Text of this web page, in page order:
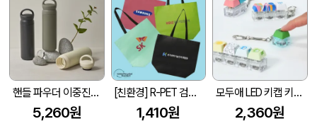
핸들 파우더 이중진공 스텐텀블러 500ml 손잡이 텀블러
5,260원
[친환경] R-PET 검정내피 리유저블백 (4색/중형/170g)(450x150x400mm)
1,410원
모두애 LED 키캡 키링 굿즈
2,360원